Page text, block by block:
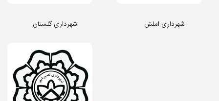
شهرداری گلستان شهرداری املش